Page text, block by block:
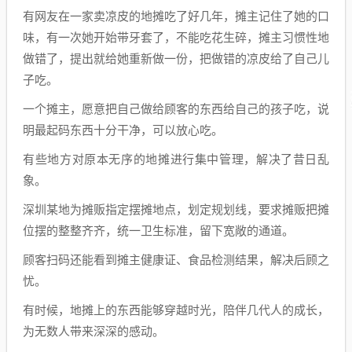
有网友在一家卖凉皮的地摊吃了好几年，摊主记住了她的口
味，有一次她开始带牙套了，不能吃花生碎，摊主习惯性地
做错了，提出就给她重新做一份，把做错的凉皮给了自己儿
子吃。
一个摊主，愿意把自己做给顾客的东西给自己的孩子吃，说
明最起码东西十分干净，可以放心吃。
有些地方对原本无序的地摊进行集中管理，解决了昔日乱
象。
深圳某地为摊贩指定摆摊地点，划定规划线，要求摊贩把摊
位摆的整整齐齐，统一卫生标准，留下宽敞的通道。
顾客扫码还能看到摊主健康证、食品检测结果，解决后顾之
忧。
有时候，地摊上的东西能够穿越时光，陪伴几代人的成长，
为无数人带来深深的感动。